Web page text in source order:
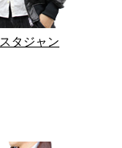
スタジャン